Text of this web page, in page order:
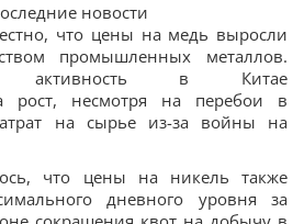
новости
что цены на медь выросли
промышленных металлов.
активность в Китае
рост, несмотря на перебои в
на сырье из-за войны на
что цены на никель также
дневного уровня за